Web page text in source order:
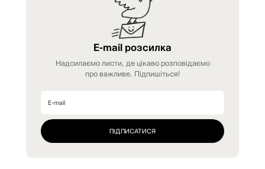
E-mail розсилка
Надсилаємо листи, де цікаво розповідаємо
про важливе. Підпишіться!